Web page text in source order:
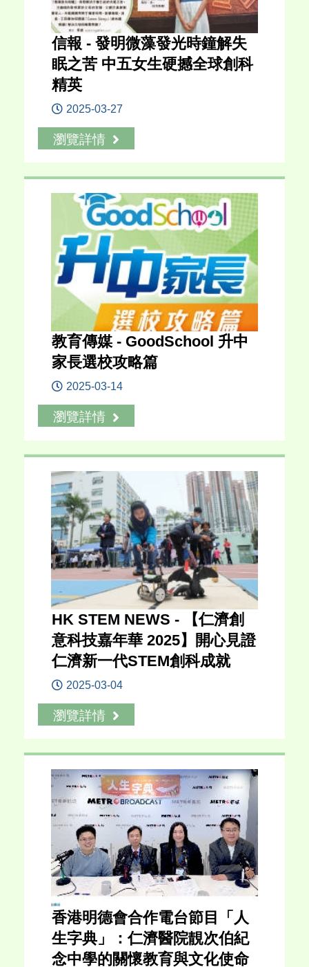
信報 - 發明微藻發光時鐘解失
眠之苦 中五女生硬撼全球創科
精英
2025-03-27
瀏覽詳情
教育傳媒 - GoodSchool 升中
家長選校攻略篇
2025-03-14
瀏覽詳情
HK STEM NEWS - 【仁濟創
意科技嘉年華 2025】開心見證
仁濟新一代STEM創科成就
2025-03-04
瀏覽詳情
香港明德會合作電台節目「人
生字典」：仁濟醫院靚次伯紀
念中學的關懷教育與文化使命